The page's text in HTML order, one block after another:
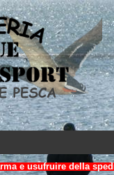
e usufruire della